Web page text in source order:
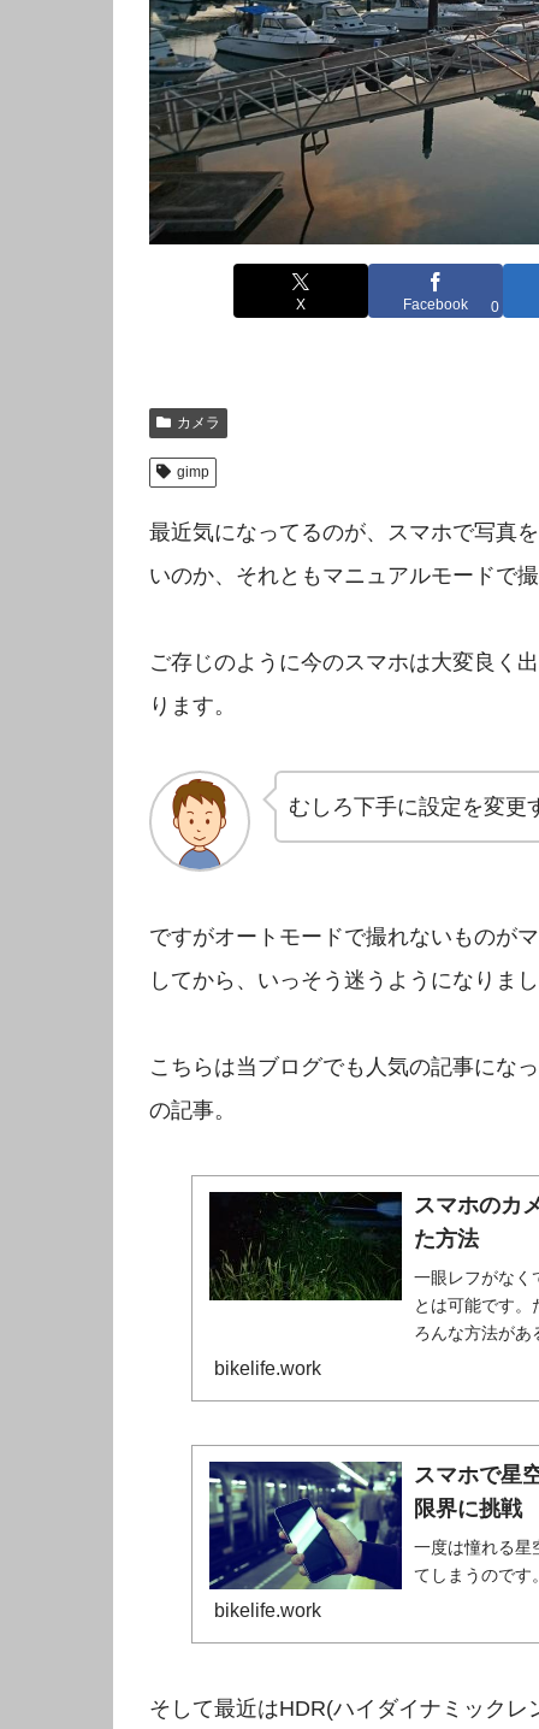
X Facebook 0
カメラ
gimp
最近気になってるのが、スマホで写真
いのか、それともマニュアルモードで
ご存じのように今のスマホは大変良く
ります。
むしろ下手に設定を変更
ですがオートモードで撮れないものが
してから、いっそう迷うようになりま
こちらは当ブログでも人気の記事にな
の記事。
スマホのカ
た方法
一眼レフがなく
とは可能です
ろんな方法があ
bikelife.work
スマホで星
限界に挑戦
一度は憧れる星
てしまうのです
bikelife.work
そして最近はHDR(ハイダイナミック